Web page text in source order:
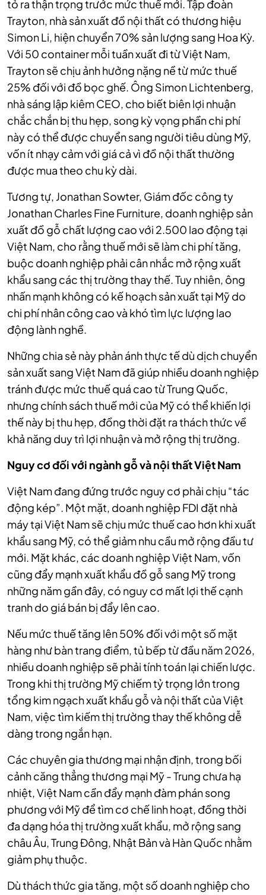
tỏ ra thận trọng trước mức thuế mới. Tập đoàn
Trayton, nhà sản xuất đồ nội thất có thương hiệu
Simon Li, hiện chuyển 70% sản lượng sang Hoa Kỳ.
Với 50 container mỗi tuần xuất đi từ Việt Nam,
Trayton sẽ chịu ảnh hưởng nặng nề từ mức thuế
25% đối với đồ bọc ghế. Ông Simon Lichtenberg,
nhà sáng lập kiêm CEO, cho biết biên lợi nhuận
chắc chắn bị thu hẹp, song kỳ vọng phần chi phí
này có thể được chuyển sang người tiêu dùng Mỹ,
vốn ít nhạy cảm với giá cả vì đồ nội thất thường
được mua theo chu kỳ dài.
Tương tự, Jonathan Sowter, Giám đốc công ty
Jonathan Charles Fine Furniture, doanh nghiệp sản
xuất đồ gỗ chất lượng cao với 2.500 lao động tại
Việt Nam, cho rằng thuế mới sẽ làm chi phí tăng,
buộc doanh nghiệp phải cân nhắc mở rộng xuất
khẩu sang các thị trường thay thế. Tuy nhiên, ông
nhấn mạnh không có kế hoạch sản xuất tại Mỹ do
chi phí nhân công cao và khó tìm lực lượng lao
động lành nghề.
Những chia sẻ này phản ánh thực tế dù dịch chuyển
sản xuất sang Việt Nam đã giúp nhiều doanh nghiệp
tránh được mức thuế quá cao từ Trung Quốc,
nhưng chính sách thuế mới của Mỹ có thể khiến lợi
thế này bị thu hẹp, đồng thời đặt ra thách thức về
khả năng duy trì lợi nhuận và mở rộng thị trường.
Nguy cơ đối với ngành gỗ và nội thất Việt Nam
Việt Nam đang đứng trước nguy cơ phải chịu “tác
động kép”. Một mặt, doanh nghiệp FDI đặt nhà
máy tại Việt Nam sẽ chịu mức thuế cao hơn khi xuất
khẩu sang Mỹ, có thể giảm nhu cầu mở rộng đầu tư
mới. Mặt khác, các doanh nghiệp Việt Nam, vốn
cũng đẩy mạnh xuất khẩu đồ gỗ sang Mỹ trong
những năm gần đây, có nguy cơ mất lợi thế cạnh
tranh do giá bán bị đẩy lên cao.
Nếu mức thuế tăng lên 50% đối với một số mặt
hàng như bàn trang điểm, tủ bếp từ đầu năm 2026,
nhiều doanh nghiệp sẽ phải tính toán lại chiến lược.
Trong khi thị trường Mỹ chiếm tỷ trọng lớn trong
tổng kim ngạch xuất khẩu gỗ và nội thất của Việt
Nam, việc tìm kiếm thị trường thay thế không dễ
dàng trong ngắn hạn.
Các chuyên gia thương mại nhận định, trong bối
cảnh căng thẳng thương mại Mỹ - Trung chưa hạ
nhiệt, Việt Nam cần đẩy mạnh đàm phán song
phương với Mỹ để tìm cơ chế linh hoạt, đồng thời
đa dạng hóa thị trường xuất khẩu, mở rộng sang
châu Âu, Trung Đông, Nhật Bản và Hàn Quốc nhằm
giảm phụ thuộc.
Dù thách thức gia tăng, một số doanh nghiệp cho